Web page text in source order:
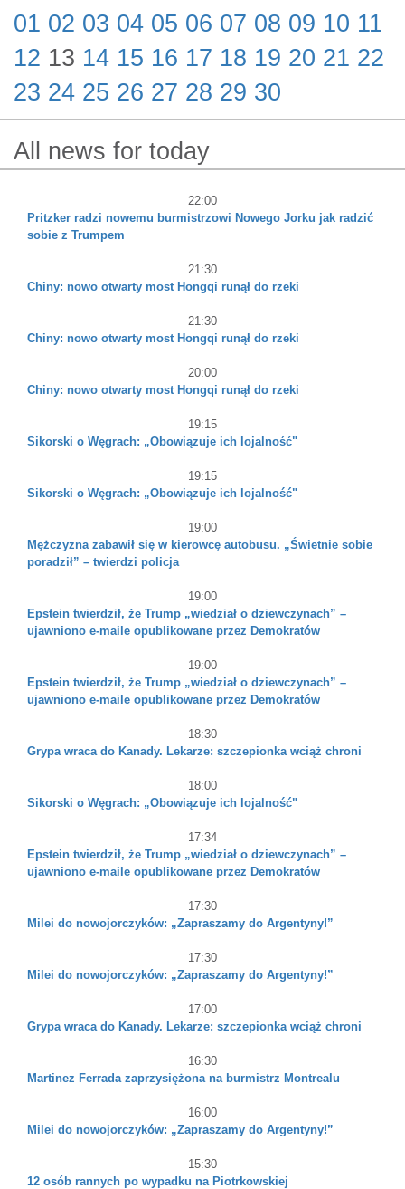
01 02 03 04 05 06 07 08 09 10 11
12 13 14 15 16 17 18 19 20 21 22
23 24 25 26 27 28 29 30
All news for today
22:00
Pritzker radzi nowemu burmistrzowi Nowego Jorku jak radzić
sobie z Trumpem
21:30
Chiny: nowo otwarty most Hongqi runął do rzeki
21:30
Chiny: nowo otwarty most Hongqi runął do rzeki
20:00
Chiny: nowo otwarty most Hongqi runął do rzeki
19:15
Sikorski o Węgrach: „Obowiązuje ich lojalność"
19:15
Sikorski o Węgrach: „Obowiązuje ich lojalność"
19:00
Mężczyzna zabawił się w kierowcę autobusu. „Świetnie sobie
poradził” – twierdzi policja
19:00
Epstein twierdził, że Trump „wiedział o dziewczynach” –
ujawniono e-maile opublikowane przez Demokratów
19:00
Epstein twierdził, że Trump „wiedział o dziewczynach” –
ujawniono e-maile opublikowane przez Demokratów
18:30
Grypa wraca do Kanady. Lekarze: szczepionka wciąż chroni
18:00
Sikorski o Węgrach: „Obowiązuje ich lojalność"
17:34
Epstein twierdził, że Trump „wiedział o dziewczynach” –
ujawniono e-maile opublikowane przez Demokratów
17:30
Milei do nowojorczyków: „Zapraszamy do Argentyny!”
17:30
Milei do nowojorczyków: „Zapraszamy do Argentyny!”
17:00
Grypa wraca do Kanady. Lekarze: szczepionka wciąż chroni
16:30
Martinez Ferrada zaprzysiężona na burmistrz Montrealu
16:00
Milei do nowojorczyków: „Zapraszamy do Argentyny!”
15:30
12 osób rannych po wypadku na Piotrkowskiej